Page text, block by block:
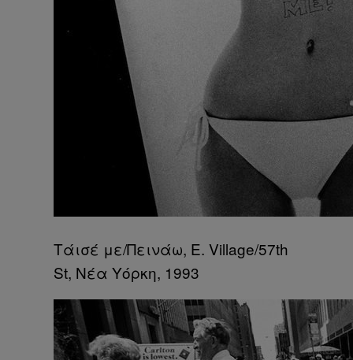
Τάισέ με/Πεινάω, E. Village/57th
St, Νέα Υόρκη, 1993